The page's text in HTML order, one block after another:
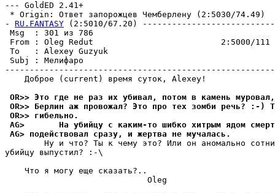
--- GoldED 2.41+
* Origin: Ответ запорожцев Чемберлену (2:5030/74.49)
- RU.FANTASY (2:5010/67.20)
Msg  : 301
From : Oleg Redut                          2:5000/111
To   : Alexey Guzyuk
Subj :
    Доброе (current) время суток, Alexey!
OR>> Это где не раз их убивал, потом в камень
OR>> Берлин аж провожал? Это про тех зомби речь? :-)
OR>> гибельно.
AG>       На убийцу с каким-то шибко хитрым ядом
AG> подействовал сразу, и жертва не мучалась.
Ну и что? Ты к чему это? Или он аномально
убийцу выпустил? :-\
    Что я могу еще сказать?..
                             Oleg